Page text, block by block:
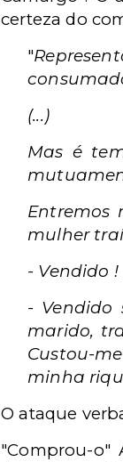
certeza do
"
(...)
Mas é
Entremos
mulher
- Vendido
- Vendido
marido,
Custou-
minha
O ataque
"Comprou-o"